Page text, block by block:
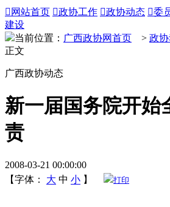
 网站首页 政协工作 政协动态 委
建设
当前位置： 广西政协网首页 > 政
正文
广西政协动态
新一届国务院开始
责
2008-03-21 00:00:00
【字体：
大 中 小 】 打印